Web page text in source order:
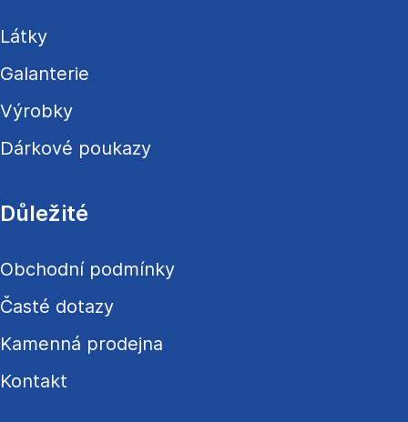
íLátky
Galanterie
Výrobky
Dárkové poukazy
Důležité
Obchodní podmínky
Časté dotazy
Kamenná prodejna
Kontakt